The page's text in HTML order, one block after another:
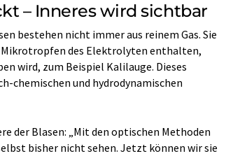
– Inneres wird sichtbar
bestehen nicht immer aus reinem Gas. Sie
Mikrotropfen des Elektrolyten enthalten,
wird, zum Beispiel Kalilauge. Dieses
chemischen und hydrodynamischen
der Blasen: „Mit den optischen Methoden
bisher nicht sehen. Jetzt können wir sie